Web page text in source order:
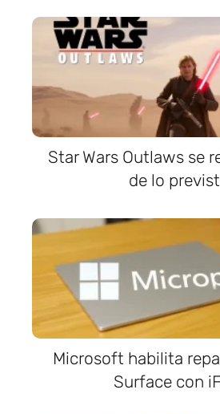
Star Wars Outlaws se
de lo
Microsoft habilita
Surface con